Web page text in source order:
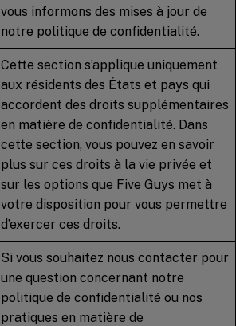
vous informons des mises à jour de
notre politique de confidentialité.
Cette section s’applique uniquement
aux résidents des États et pays qui
accordent des droits supplémentaires
en matière de confidentialité. Dans
cette section, vous pouvez en savoir
plus sur ces droits à la vie privée et
sur les options que Five Guys met à
votre disposition pour vous permettre
d’exercer ces droits.
Si vous souhaitez nous contacter pour
une question concernant notre
politique de confidentialité ou nos
pratiques en matière de